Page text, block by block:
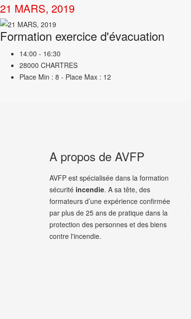
21 MARS, 2019
Formation exercice d'évacuation
14:00 - 16:30
28000 CHARTRES
Place Min : 8 - Place Max : 12
A propos de AVFP
AVFP est spécialisée dans la formation
sécurité incendie. A sa tête, des
formateurs d’une expérience confirmée
par plus de 25 ans de pratique dans la
protection des personnes et des biens
contre l'incendie.